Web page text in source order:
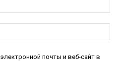
почты и веб-сайт в